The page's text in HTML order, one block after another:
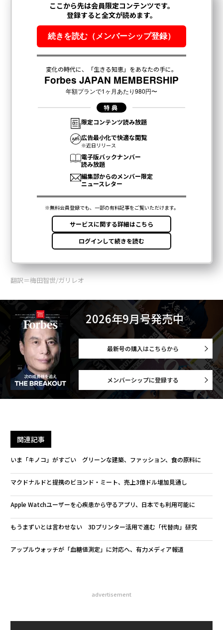
翻訳＝梅田智世/ガリレオ
2026年9月号発売中
最新号の購入はこちらから
メンバーシップに登録する
関連記事
いま「キノコ」がすごい グリーンな建築、ファッション、食の原料に
マクドナルドと提携のビヨンド・ミート、売上3億ドル増加見通し
Apple Watchユーザーを心疾患から守るアプリ、日本でも利用可能に
もうまずいとは言わせない 3Dプリンター活用で進む「代替肉」研究
アップルウォッチが「血糖値測定」に対応へ、有力メディア報道
advertisement